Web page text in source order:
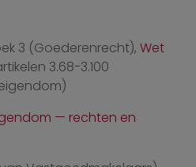
3 (Goederenrecht),Wet
3.68-3.100
— rechten en